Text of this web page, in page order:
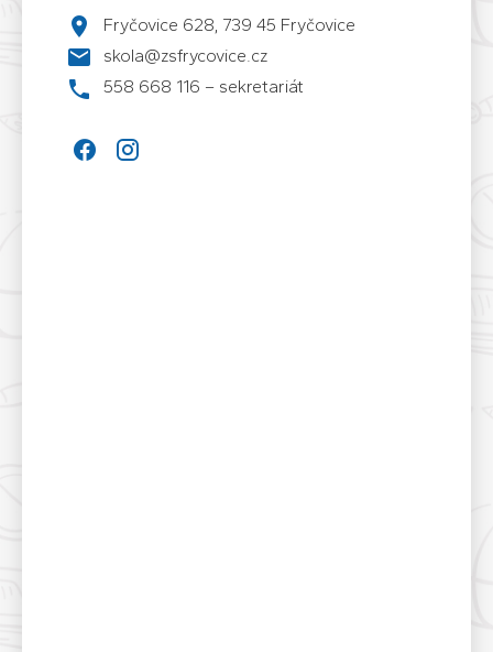
Fryčovice 628, 739 45 Fryčovice
skola@zsfrycovice.cz
558 668 116 – sekretariát